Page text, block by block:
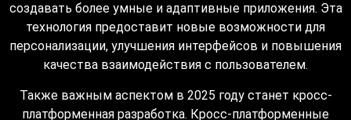
создавать более умные и адаптивные приложения. Эта
технология предоставит новые возможности для
персонализации, улучшения интерфейсов и повышения
качества взаимодействия с пользователем.
Также важным аспектом в 2025 году станет кросс-
платформенная разработка. Кросс-платформенные